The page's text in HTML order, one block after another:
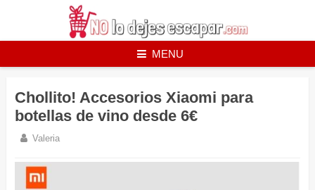
MENU
Chollito! Accesorios Xiaomi para
botellas de vino desde 6€
Valeria